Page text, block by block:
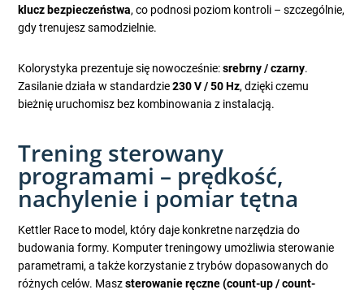
klucz bezpieczeństwa, co podnosi poziom kontroli – szczególnie,
gdy trenujesz samodzielnie.
Kolorystyka prezentuje się nowocześnie:srebrny / czarny.
Zasilanie działa w standardzie230 V / 50 Hz, dzięki czemu
bieżnię uruchomisz bez kombinowania z instalacją.
Trening sterowany
programami – prędkość,
nachylenie i pomiar tętna
Kettler Race to model, który daje konkretne narzędzia do
budowania formy. Komputer treningowy umożliwia sterowanie
parametrami, a także korzystanie z trybów dopasowanych do
różnych celów. Maszsterowanie ręczne (count-up / count-